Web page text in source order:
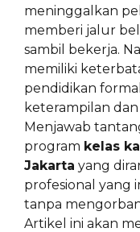
meninggalkan
memberi jalur
sambil bekerja.
memiliki
pendidikan
keterampilan
Menjawab
program kelas
Jakarta yang
profesional yang
tanpa
Artikel ini akan